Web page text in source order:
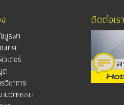
บูรพา
เทศ
เตอร์
ด
วิชาการ
นวัตกรรม
ติดต่อเรา